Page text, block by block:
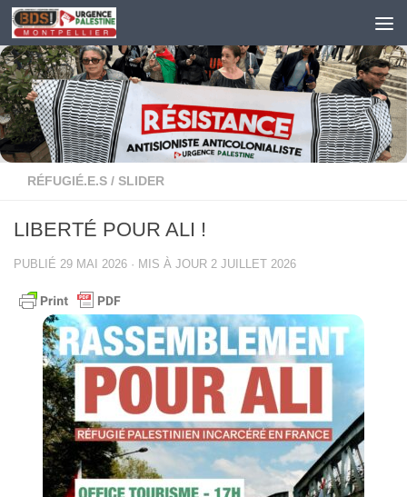
Skip to content
RÉFUGIÉ.E.S / SLIDER
LIBERTÉ POUR ALI !
PUBLIÉ 29 MAI 2026 · MIS À JOUR 2 JUILLET 2026